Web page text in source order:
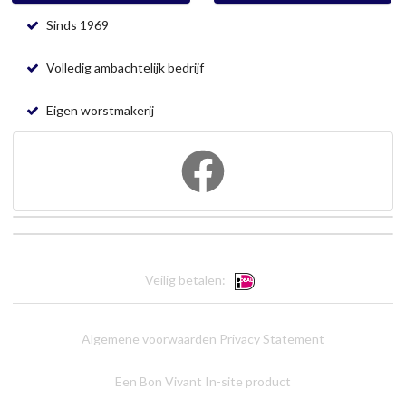
Sinds 1969
Volledig ambachtelijk bedrijf
Eigen worstmakerij
Veilig betalen:
Algemene voorwaarden Privacy Statement
Een Bon Vivant In-site product